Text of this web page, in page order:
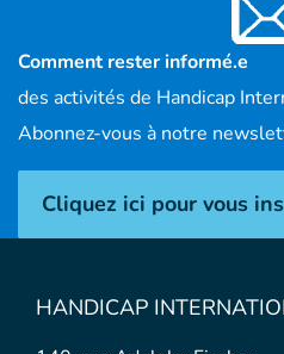
Comment rester informé.e
des activités de Handicap
Abonnez-vous à notre
Cliquez ici pour vous
HANDICAP